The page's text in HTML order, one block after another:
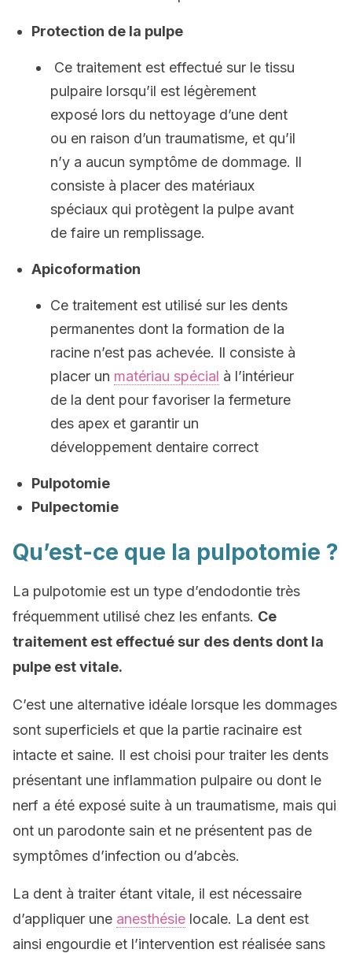
Protection de la pulpe
Ce traitement est effectué sur le tissu
pulpaire lorsqu’il est légèrement
exposé lors du nettoyage d’une dent
ou en raison d’un traumatisme, et qu’il
n’y a aucun symptôme de dommage. Il
consiste à placer des matériaux
spéciaux qui protègent la pulpe avant
de faire un remplissage.
Apicoformation
Ce traitement est utilisé sur les dents
permanentes dont la formation de la
racine n’est pas achevée. Il consiste à
placer un matériau spécial à l’intérieur
de la dent pour favoriser la fermeture
des apex et garantir un
développement dentaire correct
Pulpotomie
Pulpectomie
Qu’est-ce que la pulpotomie ?
La pulpotomie est un type d’endodontie très
fréquemment utilisé chez les enfants. Ce
traitement est effectué sur des dents dont la
pulpe est vitale.
C’est une alternative idéale lorsque les dommages
sont superficiels et que la partie racinaire est
intacte et saine. Il est choisi pour traiter les dents
présentant une inflammation pulpaire ou dont le
nerf a été exposé suite à un traumatisme, mais qui
ont un parodonte sain et ne présentent pas de
symptômes d’infection ou d’abcès.
La dent à traiter étant vitale, il est nécessaire
d’appliquer une anesthésie locale. La dent est
ainsi engourdie et l’intervention est réalisée sans